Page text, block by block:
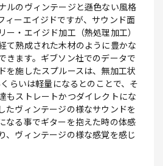
ルのヴィンテージと遜色ない風格
ィーエイジドですが、サウンド面
ー・エイジド加工（熱処理加工）
て熟成された木材のように豊かな
きます。ギブソン社でのデータで
を施したスプルースは、無加工状
らいは軽量になるとのことで、そ
もストレートかつダイレクトにな
たヴィンテージの様なサウンドを
なる事でギターを抱えた時の体感
、ヴィンテージの様な感覚を感じ